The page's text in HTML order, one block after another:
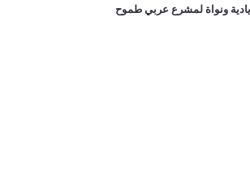
ونواة لمشرع عربي طموح